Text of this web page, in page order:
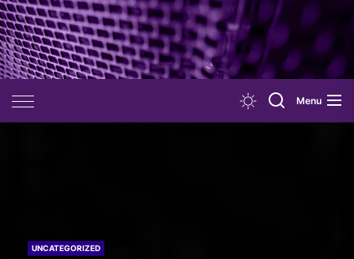
Skip
to
the
content
Menu
UNCATEGORIZED